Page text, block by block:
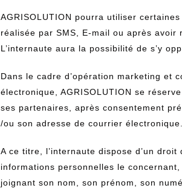
AGRISOLUTION pourra utiliser
réalisée par SMS, E-mail ou après avoir
L’internaute aura la possibilité de s’y
Dans le cadre d’opération marketing et
électronique, AGRISOLUTION se
ses partenaires, après consentement
/ou son adresse de courrier électronique.
A ce titre, l’internaute dispose d’un
informations personnelles le
joignant son nom, son prénom, son